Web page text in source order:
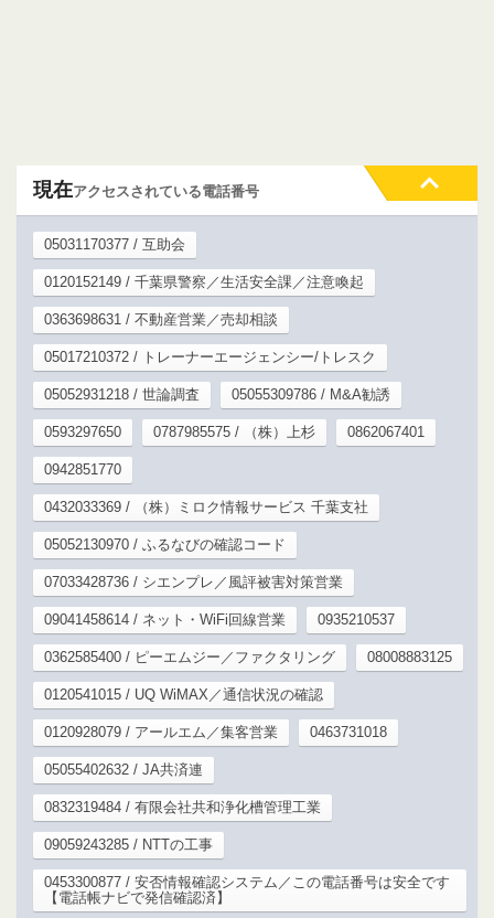
現在アクセスされている電話番号
05031170377 / 互助会
0120152149 / 千葉県警察／生活安全課／注意喚起
0363698631 / 不動産営業／売却相談
05017210372 / トレーナーエージェンシー/トレスク
05052931218 / 世論調査 05055309786 / M&A勧誘
0593297650 0787985575 / （株）上杉 0862067401
0942851770
0432033369 / （株）ミロク情報サービス 千葉支社
05052130970 / ふるなびの確認コード
07033428736 / シエンプレ／風評被害対策営業
09041458614 / ネット・WiFi回線営業 0935210537
0362585400 / ピーエムジー／ファクタリング 08008883125
0120541015 / UQ WiMAX／通信状況の確認
0120928079 / アールエム／集客営業 0463731018
05055402632 / JA共済連
0832319484 / 有限会社共和浄化槽管理工業
09059243285 / NTTの工事
0453300877 / 安否情報確認システム／この電話番号は安全です
【電話帳ナビで発信確認済】